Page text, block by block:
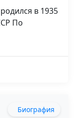
в 1935
По
Биография